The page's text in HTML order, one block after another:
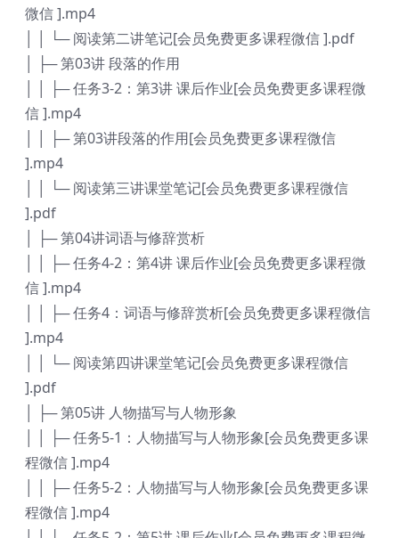
微信 ].mp4
│ │ └─ 阅读第二讲笔记[会员免费更多课程微信 ].pdf
│ ├─ 第03讲 段落的作用
│ │ ├─ 任务3-2：第3讲 课后作业[会员免费更多课程微
信 ].mp4
│ │ ├─ 第03讲段落的作用[会员免费更多课程微信
].mp4
│ │ └─ 阅读第三讲课堂笔记[会员免费更多课程微信
].pdf
│ ├─ 第04讲词语与修辞赏析
│ │ ├─ 任务4-2：第4讲 课后作业[会员免费更多课程微
信 ].mp4
│ │ ├─ 任务4：词语与修辞赏析[会员免费更多课程微信
].mp4
│ │ └─ 阅读第四讲课堂笔记[会员免费更多课程微信
].pdf
│ ├─ 第05讲 人物描写与人物形象
│ │ ├─ 任务5-1：人物描写与人物形象[会员免费更多课
程微信 ].mp4
│ │ ├─ 任务5-2：人物描写与人物形象[会员免费更多课
程微信 ].mp4